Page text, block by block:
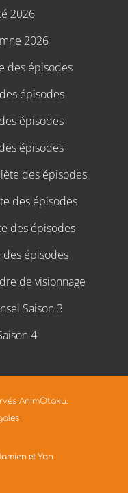
2026
2026
des épisodes
épisodes
épisodes
épisodes
des épisodes
des épisodes
des épisodes
des épisodes
de visionnage
Saison 3
4
AnimOtaku.
et Yan